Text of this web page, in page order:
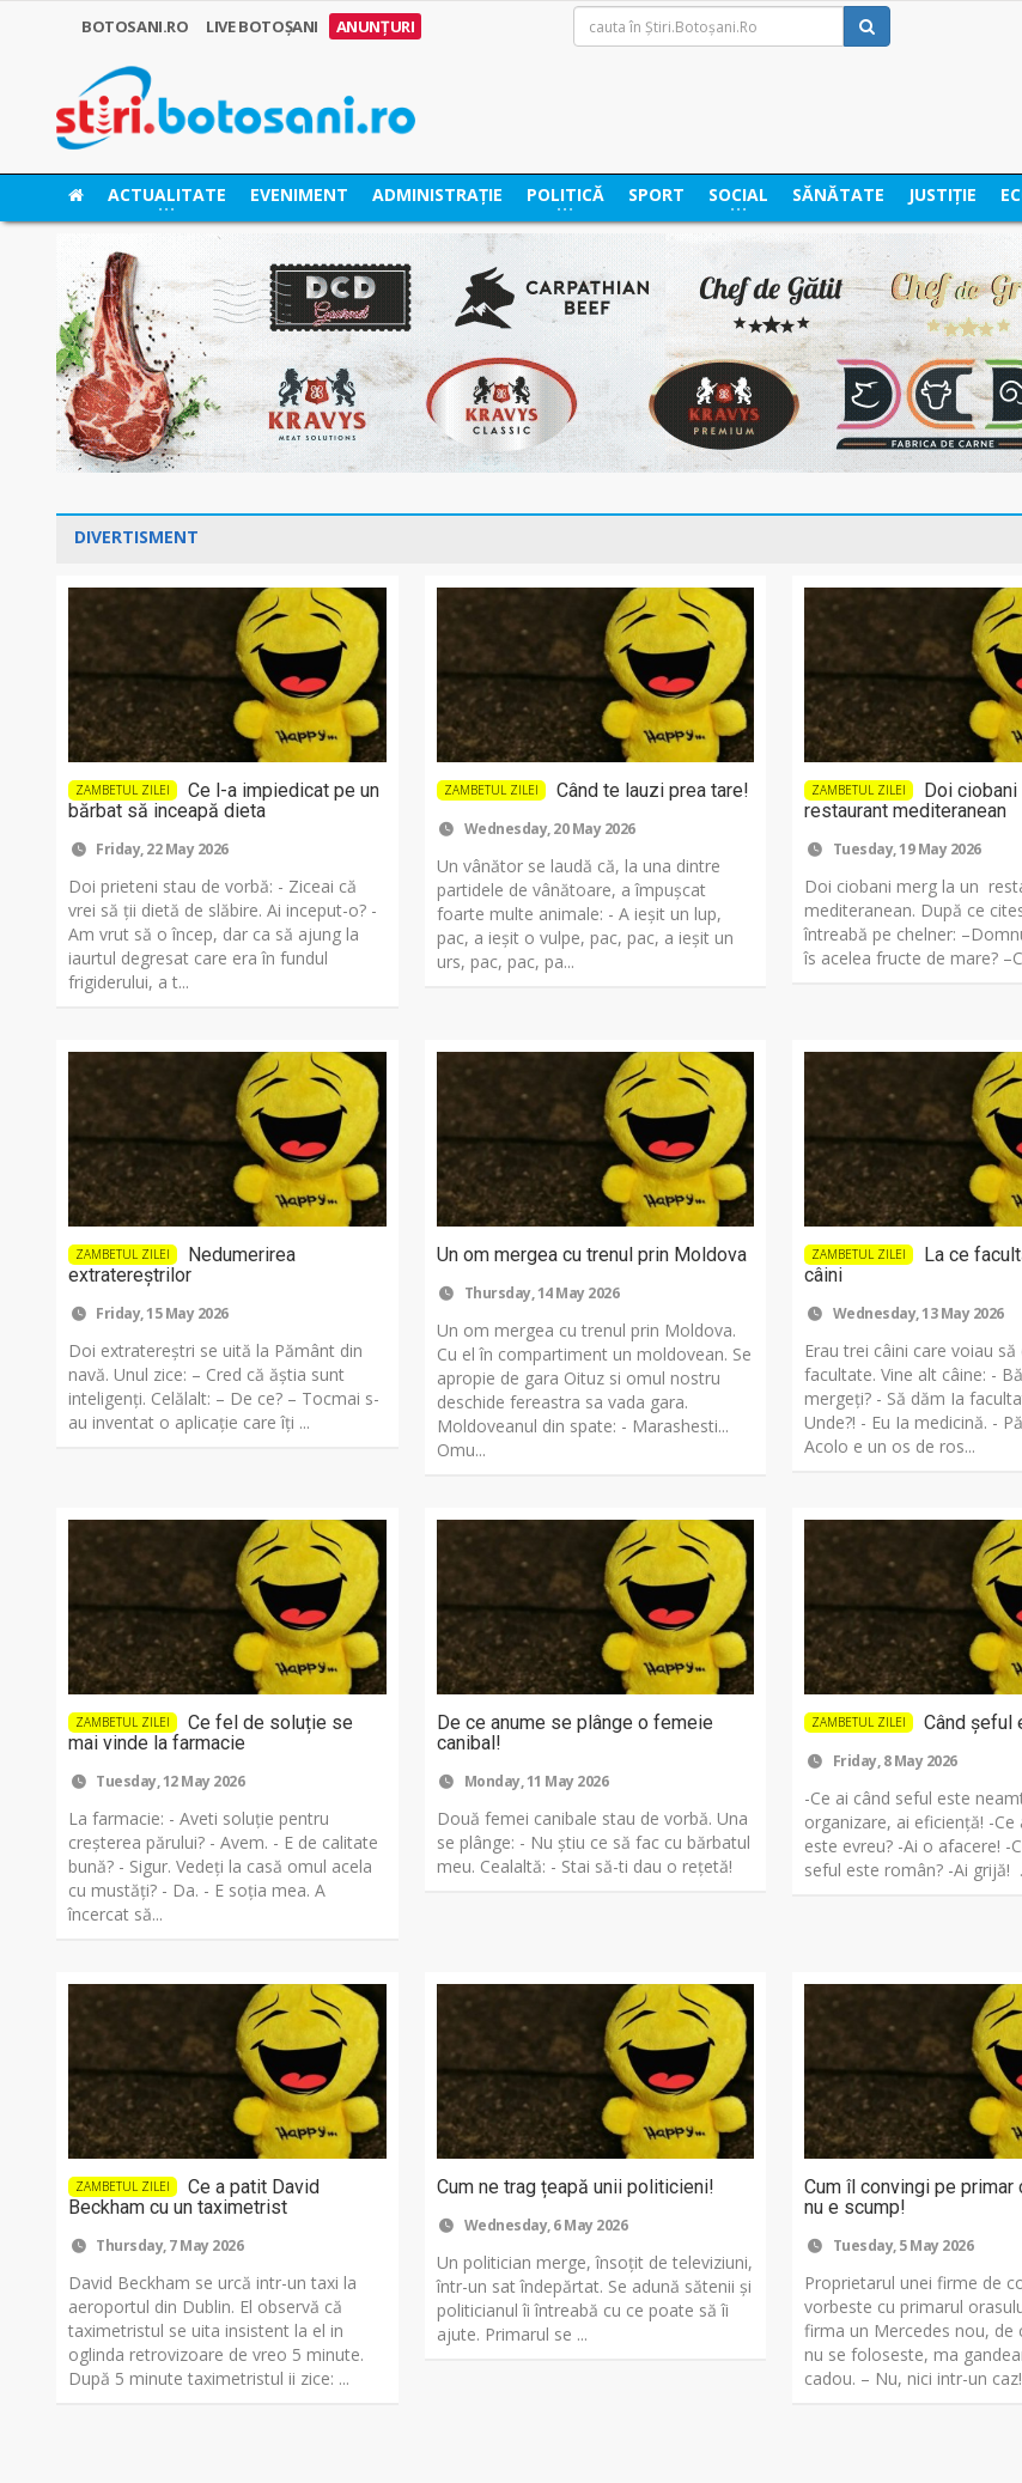
BOTOSANI.RO LIVE BOTOȘANI ANUNȚURI
ACTUALITATE EVENIMENT ADMINISTRAȚIE POLITICĂ SPORT SOCIAL SĂNĂTATE JUSTIȚIE
DIVERTISMENT
ZAMBETUL ZILEI
Ce l-a impiedicat pe un
bărbat să inceapă dieta
Friday, 22 May 2026
Doi prieteni stau de vorbă: - Ziceai că
vrei să ții dietă de slăbire. Ai inceput-o? -
Am vrut să o încep, dar ca să ajung la
iaurtul degresat care era în fundul
frigiderului, a t...
ZAMBETUL ZILEI Când te lauzi prea tare!
Wednesday, 20 May 2026
Un vânător se laudă că, la una dintre
partidele de vânătoare, a împuşcat
foarte multe animale: - A ieşit un lup,
pac, a ieşit o vulpe, pac, pac, a ieşit un
urs, pac, pac, pa...
ZAMBETUL ZILEI
Doi ciobani
restaurant mediteranean
Tuesday, 19 May 2026
Doi ciobani merg la un
mediteranean. După ce
întreabă pe chelner:
îs acelea fructe de mare?
ZAMBETUL ZILEI
Nedumerirea
extratereștrilor
Friday, 15 May 2026
Doi extratereștri se uită la Pământ din
navă. Unul zice: – Cred că ăștia sunt
inteligenți. Celălalt: – De ce? – Tocmai s-
au inventat o aplicație care îți ...
Un om mergea cu trenul prin Moldova
Thursday, 14 May 2026
Un om mergea cu trenul prin Moldova.
Cu el în compartiment un moldovean. Se
apropie de gara Oituz si omul nostru
deschide fereastra sa vada gara.
Moldoveanul din spate: - Marashesti...
Omu...
ZAMBETUL ZILEI
La ce
câini
Wednesday, 13 May 2026
Erau trei câini care voiau să
facultate. Vine alt câine: -
mergeți? - Să dăm Ia
Unde?! - Eu Ia medicină. -
Acolo e un os de ros...
ZAMBETUL ZILEI
Ce fel de soluție se
mai vinde la farmacie
Tuesday, 12 May 2026
La farmacie: - Aveti soluție pentru
creșterea părului? - Avem. - E de calitate
bună? - Sigur. Vedeți la casă omul acela
cu mustăți? - Da. - E soția mea. A
încercat să...
De ce anume se plânge o femeie
canibal!
Monday, 11 May 2026
Două femei canibale stau de vorbă. Una
se plânge: - Nu știu ce să fac cu bărbatul
meu. Cealaltă: - Stai să-ti dau o rețetă!
ZAMBETUL ZILEI Când șeful
Friday, 8 May 2026
-Ce ai când seful este
organizare, ai eficiență! -Ce
este evreu? -Ai o afacere! -
seful este român? -Ai grijă!
ZAMBETUL ZILEI
Ce a patit David
Beckham cu un taximetrist
Thursday, 7 May 2026
David Beckham se urcă intr-un taxi la
aeroportul din Dublin. El observă că
taximetristul se uita insistent la el in
oglinda retrovizoare de vreo 5 minute.
După 5 minute taximetristul ii zice: ...
Cum ne trag țeapă unii politicieni!
Wednesday, 6 May 2026
Un politician merge, însoțit de televiziuni,
într-un sat îndepărtat. Se adună sătenii și
politicianul îi întreabă cu ce poate să îi
ajute. Primarul se ...
Cum îl convingi pe primar
nu e scump!
Tuesday, 5 May 2026
Proprietarul unei firme de
vorbeste cu primarul
firma un Mercedes nou, de
nu se foloseste, ma
cadou. – Nu, nici intr-un